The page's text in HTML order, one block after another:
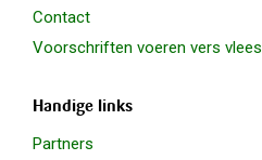
Contact
Voorschriften voeren vers vlees
Handige links
Partners